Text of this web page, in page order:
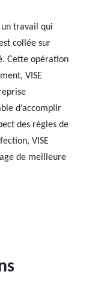
un travail qui
collée sur
Cette opération
VISE
d’accomplir
des règles de
VISE
de meilleure